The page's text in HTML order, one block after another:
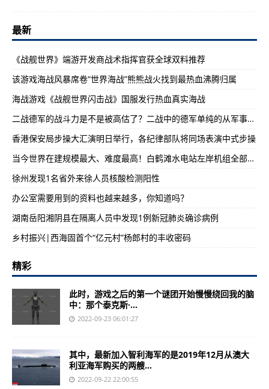
最新
《战舰世界》端游开发商战术指挥官获全球双料推荐
该游戏海战风暴席卷“世界海战”熊熊战火找到最热血沸腾归属
海战游戏《战舰世界闪击战》国服发行热血真实海战
二战德军的战斗力是不是被高估了？二战中的德军单纯的从军事角度来说
香港保安局步操大汇演明日举行，各纪律部队将同场表演中式步操
当今世界在建规模最大、难度最高！白鹤滩水电站左岸机组全部投产
徐州发现1名省外来徐人员核酸检测阳性
办公室需要用到的资料也越来越多，你知道吗？
湖南岳阳湘阴县在隔离人员中发现1例新冠肺炎确诊病例
乡村振兴|西海固首个“亿元村”杨郎村的丰收密码
精彩
此时，游戏之后的第一个谜团开始慢慢绕回我的脑
中：那个泰克斯·...
2022-09-23 06:01:27
其中，最新加入智利海军的是2019年12月从澳大
利亚海军购买的两艘...
2022-09-22 22:00:55